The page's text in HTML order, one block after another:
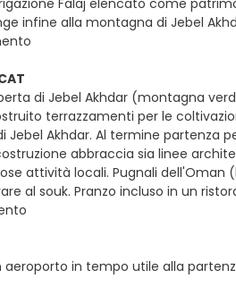
Falaj elencato come
infine alla montagna di Jebel
di Jebel Akhdar (montagna
terrazzamenti per le
Akhdar. Al termine partenza
abbraccia sia linee
attività locali. Pugnali dell'Oman
al souk. Pranzo incluso in un
in tempo utile alla